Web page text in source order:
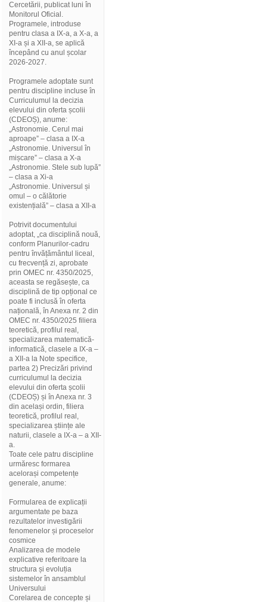
Cercetării, publicat luni în
Monitorul Oficial.
Programele, introduse
pentru clasa a IX-a, a X-a, a
XI-a și a XII-a, se aplică
începând cu anul școlar
2026-2027.
Programele adoptate sunt
pentru discipline incluse în
Curriculumul la decizia
elevului din oferta școlii
(CDEOȘ), anume:
„Astronomie. Cerul mai
aproape” – clasa a IX-a
„Astronomie. Universul în
mișcare” – clasa a X-a
„Astronomie. Stele sub lupă”
– clasa a Xi-a
„Astronomie. Universul și
omul – o călătorie
existențială” – clasa a XII-a
Potrivit documentului
adoptat, „ca disciplină nouă,
conform Planurilor-cadru
pentru învățământul liceal,
cu frecvență zi, aprobate
prin OMEC nr. 4350/2025,
aceasta se regăsește, ca
disciplină de tip opțional ce
poate fi inclusă în oferta
națională, în Anexa nr. 2 din
OMEC nr. 4350/2025 filiera
teoretică, profilul real,
specializarea matematică-
informatică, clasele a IX-a –
a XII-a la Note specifice,
partea 2) Precizări privind
curriculumul la decizia
elevului din oferta școlii
(CDEOȘ) și în Anexa nr. 3
din același ordin, filiera
teoretică, profilul real,
specializarea științe ale
naturii, clasele a IX-a – a XII-
a.
Toate cele patru discipline
urmăresc formarea
acelorași competențe
generale, anume:
Formularea de explicații
argumentate pe baza
rezultatelor investigării
fenomenelor și proceselor
cosmice
Analizarea de modele
explicative referitoare la
structura și evoluția
sistemelor în ansamblul
Universului
Corelarea de concepte și